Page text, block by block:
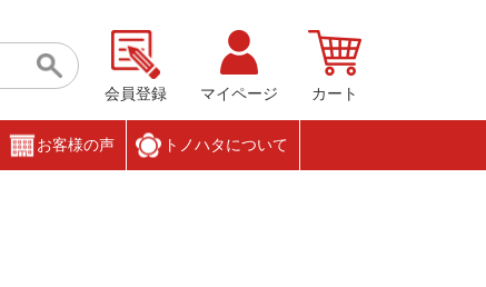
会員登録 マイページ カート
お客様の声 トノハタについて